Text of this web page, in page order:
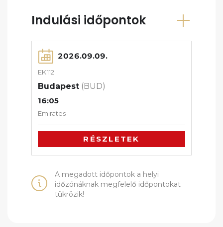
Indulási időpontok
2026.09.09.
EK112
Budapest (BUD)
16:05
Emirates
RÉSZLETEK
A megadott időpontok a helyi
időzónáknak megfelelő időpontokat
tükrözik!